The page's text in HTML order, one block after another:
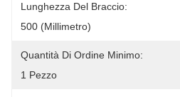
Lunghezza Del Braccio:
500 (millimetro)
Quantità Di Ordine Minimo:
1 Pezzo